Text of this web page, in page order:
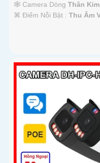
🕸️ Camera Dòng Thân
️⌘ Điểm Nỗi Bật : Thu Âm